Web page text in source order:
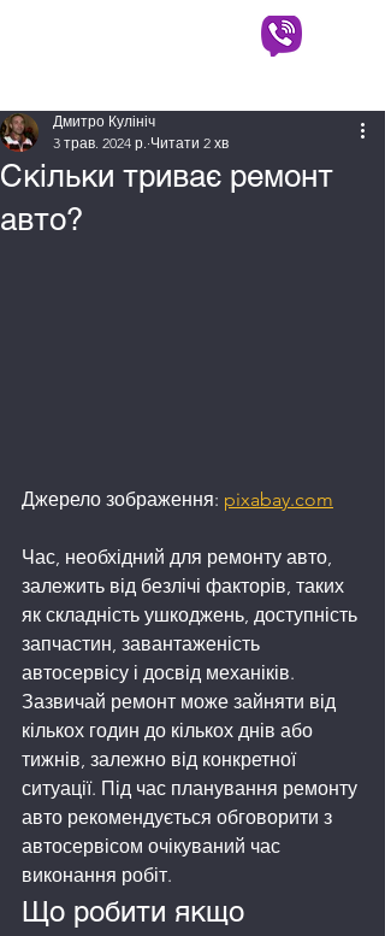
Скільки триває ремонт
авто?
Дмитро Кулініч
3 трав. 2024 р. Читати 2 хв
Джерело зображення: pixabay.com
Час, необхідний для ремонту авто,
залежить від безлічі факторів, таких
як складність ушкоджень, доступність
запчастин, завантаженість
автосервісу і досвід механіків.
Зазвичай ремонт може зайняти від
кількох годин до кількох днів або
тижнів, залежно від конкретної
ситуації. Під час планування ремонту
авто рекомендується обговорити з
автосервісом очікуваний час
виконання робіт.
Що робити якщо